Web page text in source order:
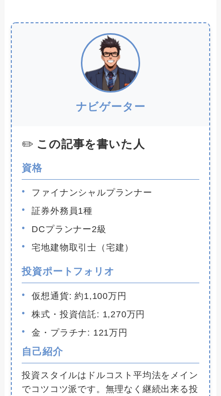
ナビゲーター
この記事を書いた人
資格
ファイナンシャルプランナー
証券外務員1種
DCプランナー2級
宅地建物取引士（宅建）
投資ポートフォリオ
仮想通貨: 約1,100万円
株式・投資信託: 1,270万円
金・プラチナ: 121万円
自己紹介
投資スタイルはドルコスト平均法をメイン
でコツコツ派です。無理なく継続出来る投